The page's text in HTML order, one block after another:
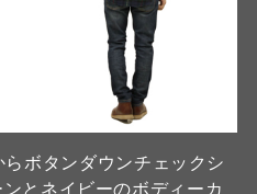
ボタンダウンチェックシ
とネイビーのボディーカ